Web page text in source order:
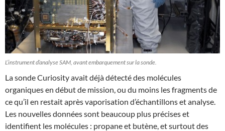
L’instrument d’analyse SAM, avant embarquement sur la sonde.
La sonde Curiosity avait déjà détecté des molécules
organiques en début de mission, ou du moins les fragments de
ce qu’il en restait après vaporisation d’échantillons et analyse.
Les nouvelles données sont beaucoup plus précises et
identifient les molécules : propane et butène, et surtout des